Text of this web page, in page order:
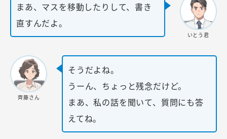
まあ、マスを移動したりして、書き
直すんだよ。
いとう君
齊藤さん
そうだよね。
うーん、ちょっと残念だけど。
まあ、私の話を聞いて、質問にも答
えてね。